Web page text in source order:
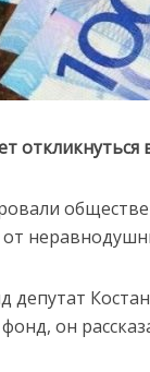
депутат
он